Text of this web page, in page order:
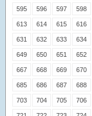
595 596 597 598
613 614 615 616
631 632 633 634
649 650 651 652
667 668 669 670
685 686 687 688
703 704 705 706